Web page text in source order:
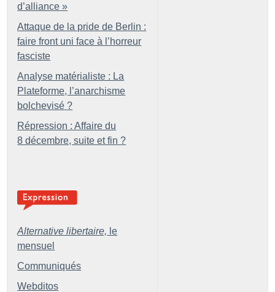
d’alliance »
Attaque de la pride de Berlin :
faire front uni face à l’horreur
fasciste
Analyse matérialiste : La
Plateforme, l’anarchisme
bolchevisé ?
Répression : Affaire du
8 décembre, suite et fin ?
Alternative libertaire, le
mensuel
Communiqués
Webditos